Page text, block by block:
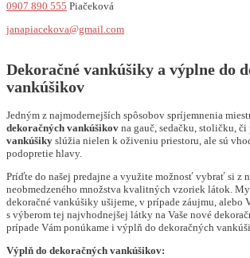
0907 890 555 Piačeková
janapiacekova@gmail.com
Dekoračné vankúšiky a výplne do
vankúšikov
Jedným z najmodernejších spôsobov spríjemnenia
dekoračných vankúšikov na gauč, sedačku, stoličku, či
vankúšiky slúžia nielen k oživeniu priestoru, ale sú
podopretie hlavy.
Príďte do našej predajne a využite možnosť vybrať si z
neobmedzeného množstva kvalitných vzoriek látok.
dekoračné vankúšiky ušijeme, v prípade záujmu, alebo
s výberom tej najvhodnejšej látky na Vaše nové
prípade Vám ponúkame i výplň do dekoračných
Výplň do dekoračných vankúšikov: